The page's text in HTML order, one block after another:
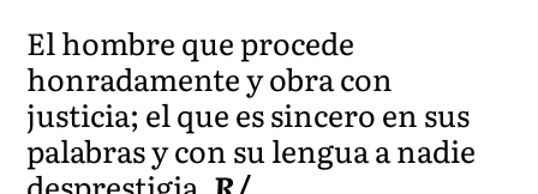
El hombre que procede
honradamente y obra con
justicia; el que es sincero en sus
palabras y con su lengua a nadie